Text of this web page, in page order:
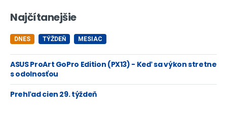
Najčítanejšie
DNES TÝŽDEŇ MESIAC
ASUS ProArt GoPro Edition (PX13) - Keď sa výkon stretne
s odolnosťou
Prehľad cien 29. týždeň